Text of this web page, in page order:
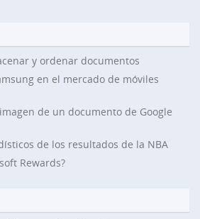
y ordenar documentos
en el mercado de móviles
de un documento de Google
de los resultados de la NBA
Rewards?